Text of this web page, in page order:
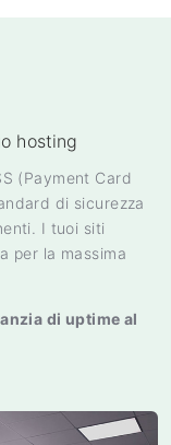
hosting
(Payment Card
di sicurezza
I tuoi siti
per la massima
di uptime al